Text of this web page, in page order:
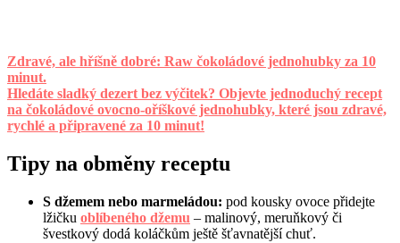
Zdravé, ale hříšně dobré: Raw čokoládové jednohubky za 10
minut.
Hledáte sladký dezert bez výčitek? Objevte jednoduchý recept
na čokoládové ovocno-oříškové jednohubky, které jsou zdravé,
rychlé a připravené za 10 minut!
Tipy na obměny receptu
S džemem nebo marmeládou: pod kousky ovoce přidejte
lžičku oblíbeného džemu – malinový, meruňkový či
švestkový dodá koláčkům ještě šťavnatější chuť.